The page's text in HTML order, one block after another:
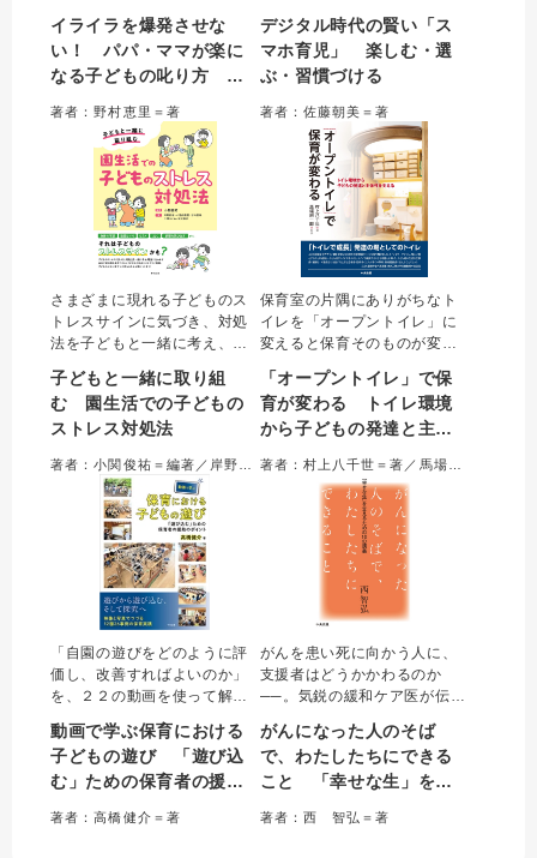
つい怒ってしまいそうな20シ
ーンを取り上げ、親が楽にな
る具体的なアンガーマネジメ
どもへの上手な怒り方・叱り
方がよくわかる1冊。
イライラを爆発させな
い！ パパ・ママが楽に
なる子どもの叱り方 子
ネジメント
著者：野村恵里＝著
しのぐ保護者は多い。デジタ
ル機器が乳児・幼児の脳に与
える影響を踏まえたうえで、
や、育児での賢い使い方を提
案する。
デジタル時代の賢い「ス
マホ育児」 楽しむ・選
ぶ・習慣づける
著者：佐藤朝美＝著
さまざまに現れる子どものス
トレスサインに気づき、対処
法を子どもと一緒に考え、取
や登園しぶり、たたく、部屋
を飛び出すなど、園でよくあ
る場面から、認知行動療法の
説。保護者との情報共有の仕
方も具体的に提案する。
子どもと一緒に取り組
む 園生活での子どもの
ストレス対処法
保育室の片隅にありがちなト
イレを「オープントイレ」に
変えると保育そのものが変わ
へ行ける、保育者の負担が軽
減するなど、よいことだら
け。トイレ改修例のほか、設
介。子ども目線で、トイレか
ら保育環境を見直す実践書。
「オープントイレ」で保
育が変わる トイレ環境
から子どもの発達と主体
「自園の遊びをどのように評
価し、改善すればよいのか」
を、２２の動画を使って解説
まざまな遊びを動画で紹介
し、保育者のかかわりを考え
る１冊。クラス全体を見る目
ムやオンライン公開保育の進
動画で学ぶ保育における
子どもの遊び 「遊び込
む」ための保育者の援助
のポイント
著者：高橋健介＝著
がんを患い死に向かう人に、
支援者はどうかかわるのか
──。気鋭の緩和ケア医が伝え
の支え方。「がんになるとは
どういうことか」「がんによ
る『痛み』とは」「『もう死
等、知識から心構えまで講義
がんになった人のそば
で、わたしたちにできる
こと 「幸せな生」を支
著者：西 智弘＝著